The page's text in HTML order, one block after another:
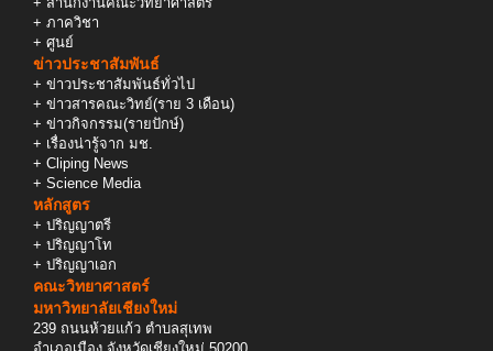
+ ภาควิชา
+ ศูนย์
ข่าวประชาสัมพันธ์
+ ข่าวประชาสัมพันธ์ทั่วไป
+ ข่าวสารคณะวิทย์(ราย 3 เดือน)
+ ข่าวกิจกรรม(รายปักษ์)
+ เรื่องน่ารู้จาก มช.
+ Cliping News
+ Science Media
หลักสูตร
+ ปริญญาตรี
+ ปริญญาโท
+ ปริญญาเอก
คณะวิทยาศาสตร์
มหาวิทยาลัยเชียงใหม่
239 ถนนห้วยแก้ว ตำบลสุเทพ